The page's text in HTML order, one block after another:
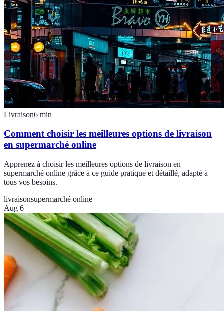
Livraison6 min
Comment choisir les meilleures options de livraison
en supermarché online
Apprenez à choisir les meilleures options de livraison en
supermarché online grâce à ce guide pratique et détaillé, adapté à
tous vos besoins.
livraisonsupermarché online
Aug 6